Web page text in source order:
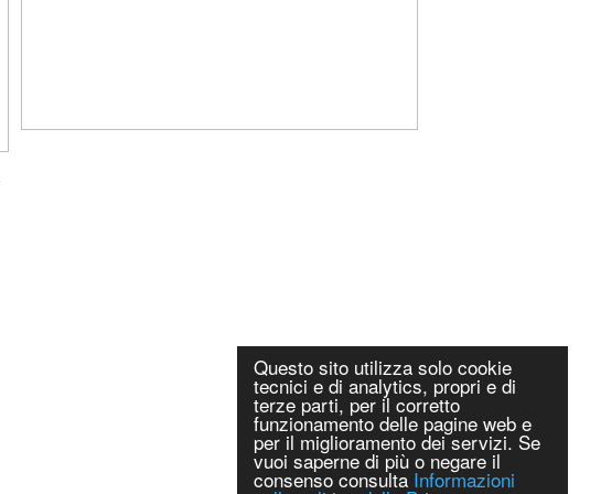
Questo sito utilizza solo cookie
tecnici e di analytics, propri e di
terze parti, per il corretto
funzionamento delle pagine web e
per il miglioramento dei servizi. Se
vuoi saperne di più o negare il
consenso consulta Informazioni